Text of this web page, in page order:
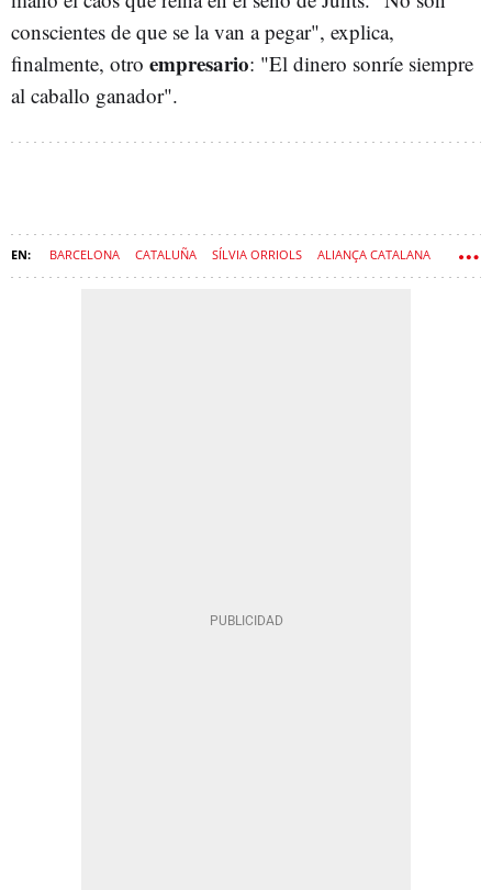
conscientes de que se la van a pegar", explica,
finalmente, otro empresario: "El dinero sonríe siempre
al caballo ganador".
BARCELONA CATALUÑA SÍLVIA ORRIOLS ALIANÇA CATALANA